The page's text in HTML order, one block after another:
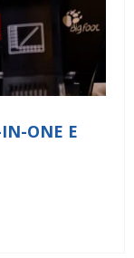
ONE E